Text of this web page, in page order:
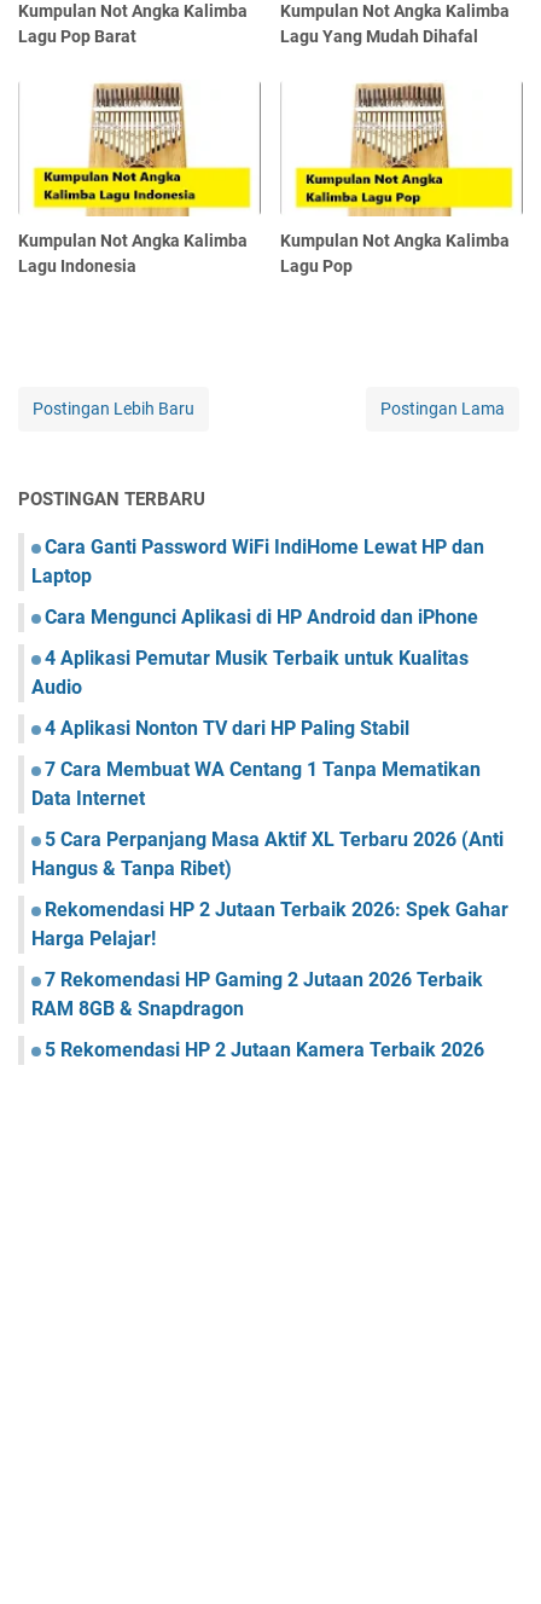
Kumpulan Not Angka Kalimba
Lagu Pop Barat
Kumpulan Not Angka Kalimba
Lagu Yang Mudah Dihafal
Kumpulan Not Angka Kalimba
Lagu Indonesia
Kumpulan Not Angka Kalimba
Lagu Pop
Postingan Lebih Baru Postingan Lama
POSTINGAN TERBARU
Cara Ganti Password WiFi IndiHome Lewat HP dan
Laptop
Cara Mengunci Aplikasi di HP Android dan iPhone
4 Aplikasi Pemutar Musik Terbaik untuk Kualitas
Audio
4 Aplikasi Nonton TV dari HP Paling Stabil
7 Cara Membuat WA Centang 1 Tanpa Mematikan
Data Internet
5 Cara Perpanjang Masa Aktif XL Terbaru 2026 (Anti
Hangus & Tanpa Ribet)
Rekomendasi HP 2 Jutaan Terbaik 2026: Spek Gahar
Harga Pelajar!
7 Rekomendasi HP Gaming 2 Jutaan 2026 Terbaik
RAM 8GB & Snapdragon
5 Rekomendasi HP 2 Jutaan Kamera Terbaik 2026